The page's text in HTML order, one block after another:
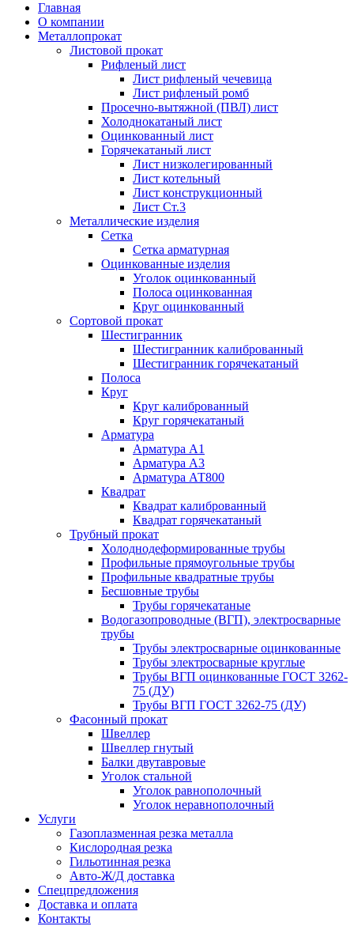
Главная
О компании
Металлопрокат
Листовой прокат
Рифленый лист
Лист рифленый чечевица
Лист рифленый ромб
Просечно-вытяжной (ПВЛ) лист
Холоднокатаный лист
Оцинкованный лист
Горячекатаный лист
Лист низколегированный
Лист котельный
Лист конструкционный
Лист Ст.3
Металлические изделия
Сетка
Сетка арматурная
Оцинкованные изделия
Уголок оцинкованный
Полоса оцинкованная
Круг оцинкованный
Сортовой прокат
Шестигранник
Шестигранник калиброванный
Шестигранник горячекатаный
Полоса
Круг
Круг калиброванный
Круг горячекатаный
Арматура
Арматура А1
Арматура А3
Арматура АТ800
Квадрат
Квадрат калиброванный
Квадрат горячекатаный
Трубный прокат
Холоднодеформированные трубы
Профильные прямоугольные трубы
Профильные квадратные трубы
Бесшовные трубы
Трубы горячекатаные
Водогазопроводные (ВГП), электросварные
трубы
Трубы электросварные оцинкованные
Трубы электросварные круглые
Трубы ВГП оцинкованные ГОСТ 3262-
75 (ДУ)
Трубы ВГП ГОСТ 3262-75 (ДУ)
Фасонный прокат
Швеллер
Швеллер гнутый
Балки двутавровые
Уголок стальной
Уголок равнополочный
Уголок неравнополочный
Услуги
Газоплазменная резка металла
Кислородная резка
Гильотинная резка
Авто-Ж/Д доставка
Спецпредложения
Доставка и оплата
Контакты